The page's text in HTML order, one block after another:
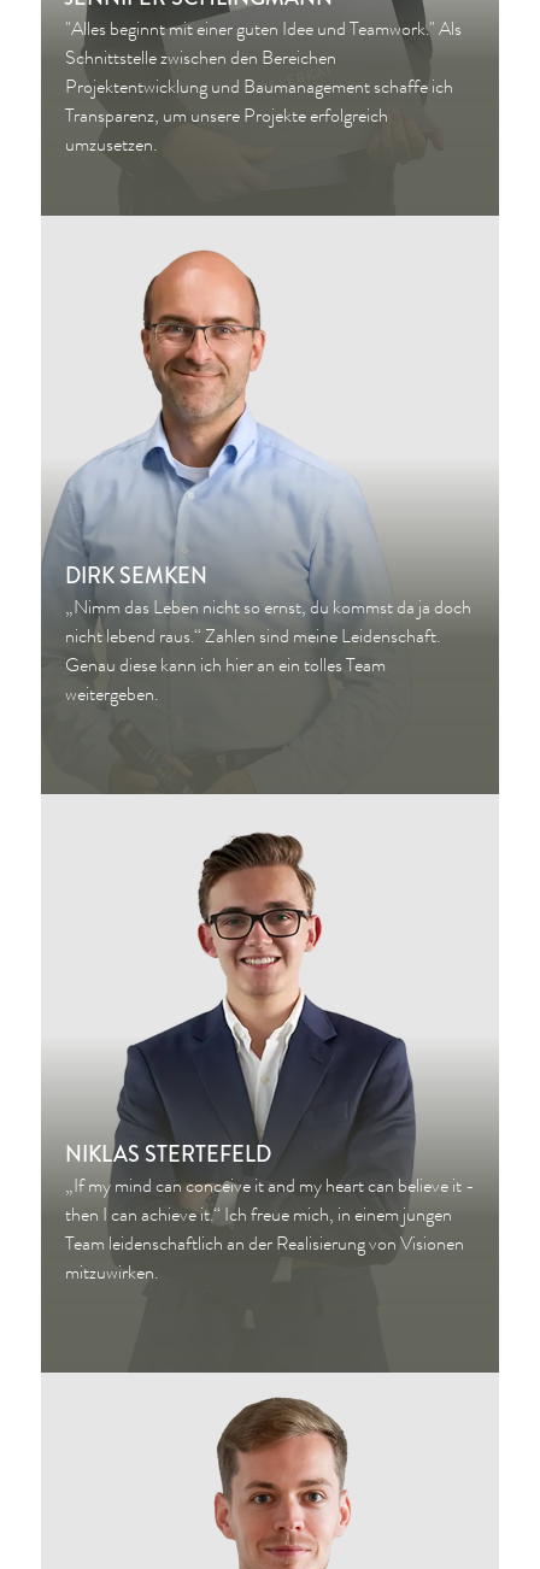
"Alles beginnt mit einer guten Idee und Teamwork." Als
Schnittstelle zwischen den Bereichen
Projektentwicklung und Baumanagement schaffe ich
Transparenz, um unsere Projekte erfolgreich
umzusetzen.
DIRK SEMKEN
„Nimm das Leben nicht so ernst, du kommst da ja doch
nicht lebend raus.“ Zahlen sind meine Leidenschaft.
Genau diese kann ich hier an ein tolles Team
weitergeben.
NIKLAS STERTEFELD
„If my mind can conceive it and my heart can believe it -
then I can achieve it.“ Ich freue mich, in einem jungen
Team leidenschaftlich an der Realisierung von Visionen
mitzuwirken.